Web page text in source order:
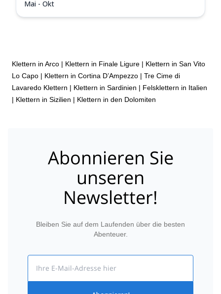
Mai - Okt
Klettern in Arco | Klettern in Finale Ligure | Klettern in San Vito
Lo Capo | Klettern in Cortina D’Ampezzo | Tre Cime di
Lavaredo Klettern | Klettern in Sardinien | Felsklettern in Italien
| Klettern in Sizilien | Klettern in den Dolomiten
Abonnieren Sie
unseren
Newsletter!
Bleiben Sie auf dem Laufenden über die besten
Abenteuer.